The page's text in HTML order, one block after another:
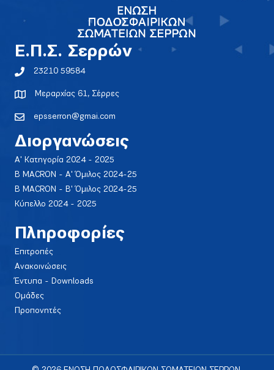
E.Π.Σ. Σερρών
23210 59584
Μεραρχίας 61, Σέρρες
epsserron@gmai.com
Διοργανώσεις
Α' Κατηγορία 2024 - 2025
Β MACRON - Α' Όμιλος 2024-25
Β MACRON - Β' Όμιλος 2024-25
Κύπελλο 2024 - 2025
Πληροφορίες
Επιτροπές
Ανακοινώσεις
Έντυπα - Downloads
Ομάδες
Προπονητές